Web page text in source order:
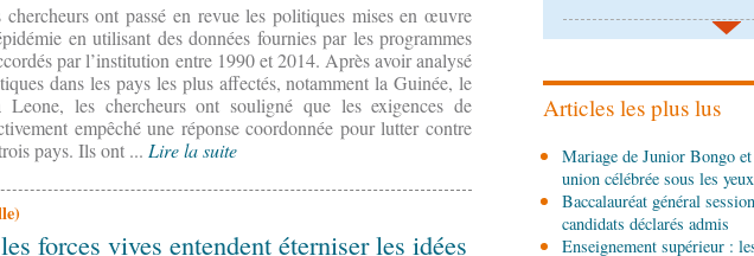
chercheurs ont passé en revue les politiques mises en œuvre
en utilisant des données fournies par les programmes
par l’institution entre 1990 et 2014. Après avoir analysé
dans les pays les plus affectés, notamment la Guinée, le
les chercheurs ont souligné que les exigences de
empêché une réponse coordonnée pour lutter contre
pays. Ils ont ... Lire la suite
forces vives entendent éterniser les idées
04-08-2026 17:45
le défi du renouveau
SociétéInsertion
formés aux métiers de
04-08-2026 17:00
Articles les plus lus
Mariage de Junior Bongo
union célébrée sous les
Baccalauréat général
candidats déclarés admis
Enseignement supérieur :